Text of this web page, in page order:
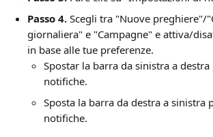
Passo 4. Scegli tra "Nuove preghiere"/
giornaliera" e "Campagne" e attiva/
in base alle tue preferenze.
Spostar la barra da sinistra a
notifiche.
Sposta la barra da destra a sinistra
notifiche.